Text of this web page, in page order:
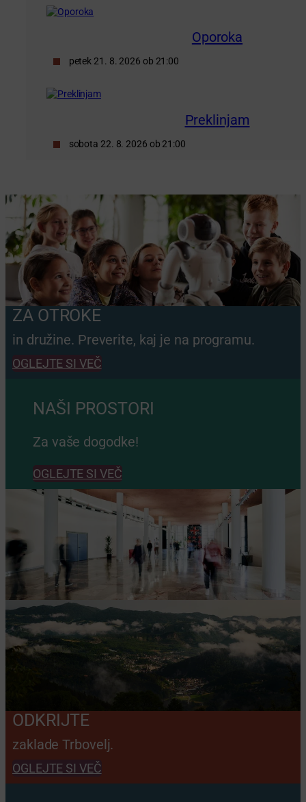
Oporoka
petek 21. 8. 2026 ob 21:00
Preklinjam
sobota 22. 8. 2026 ob 21:00
ZA OTROKE
in družine. Preverite, kaj je na programu.
OGLEJTE SI VEČ
NAŠI PROSTORI
Za vaše dogodke!
OGLEJTE SI VEČ
ODKRIJTE
zaklade Trbovelj.
OGLEJTE SI VEČ